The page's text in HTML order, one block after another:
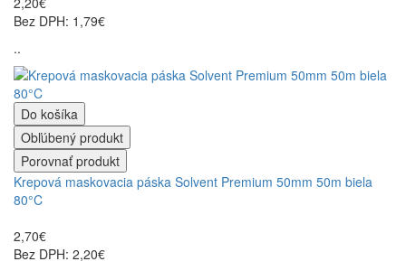
Bez DPH: 1,79€
..
Do košíka
Obľúbený produkt
Porovnať produkt
Krepová maskovacia páska Solvent Premium 50mm 50m biela
80°C
2,70€
Bez DPH: 2,20€